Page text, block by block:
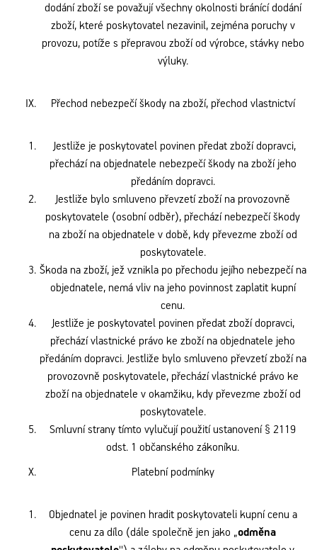
dodání zboží se považují všechny okolnosti bránící dodání
zboží, které poskytovatel nezavinil, zejména poruchy v
provozu, potíže s přepravou zboží od výrobce, stávky nebo
výluky.
Přechod nebezpečí škody na zboží, přechod vlastnictví
Jestliže je poskytovatel povinen předat zboží dopravci,
přechází na objednatele nebezpečí škody na zboží jeho
předáním dopravci.
Jestliže bylo smluveno převzetí zboží na provozovně
poskytovatele (osobní odběr), přechází nebezpečí škody
na zboží na objednatele v době, kdy převezme zboží od
poskytovatele.
Škoda na zboží, jež vznikla po přechodu jejího nebezpečí na
objednatele, nemá vliv na jeho povinnost zaplatit kupní
cenu.
Jestliže je poskytovatel povinen předat zboží dopravci,
přechází vlastnické právo ke zboží na objednatele jeho
předáním dopravci. Jestliže bylo smluveno převzetí zboží na
provozovně poskytovatele, přechází vlastnické právo ke
zboží na objednatele v okamžiku, kdy převezme zboží od
poskytovatele.
Smluvní strany tímto vylučují použití ustanovení § 2119
odst. 1 občanského zákoníku.
Platební podmínky
Objednatel je povinen hradit poskytovateli kupní cenu a
cenu za dílo (dále společně jen jako „odměna